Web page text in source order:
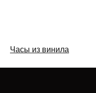
Часы из винила